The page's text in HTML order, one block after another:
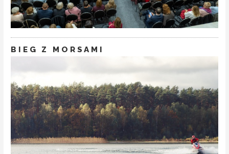
BIEG Z MORSAMI